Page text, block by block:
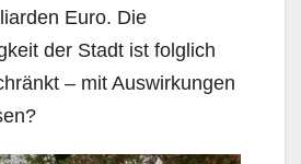
Euro. Die
der Stadt ist folglich
– mit Auswirkungen